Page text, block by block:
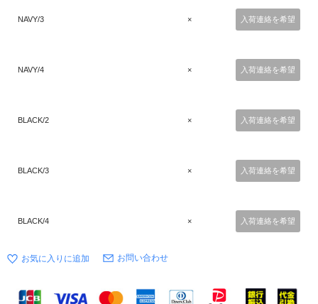
NAVY/3 × 入荷連絡を希望
NAVY/4 × 入荷連絡を希望
BLACK/2 × 入荷連絡を希望
BLACK/3 × 入荷連絡を希望
BLACK/4 × 入荷連絡を希望
お問い合わせ